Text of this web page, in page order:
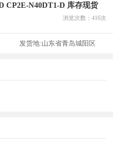
CP2E-N40DT1-D 库存现货
浏览次数： 416次
发货地:山东省青岛城阳区